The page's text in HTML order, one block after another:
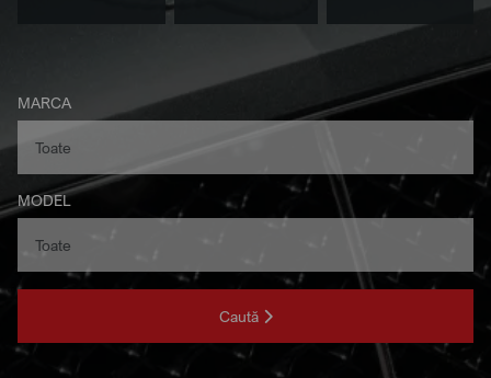
MARCA
MODEL
Caută